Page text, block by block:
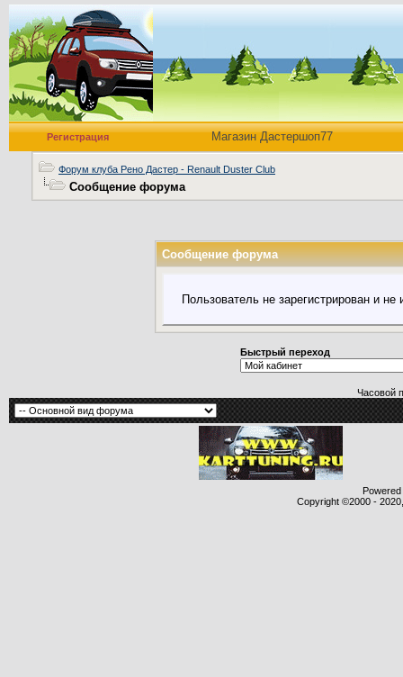
Регистрация Магазин Дастершоп77
Форум клуба Рено Дастер - Renault Duster Club
Сообщение форума
Сообщение форума
Пользователь не зарегистрирован и
Быстрый переход
Часовой
Copyright ©2000 -